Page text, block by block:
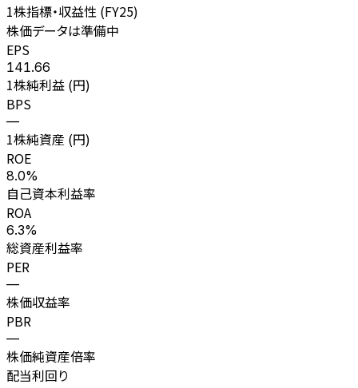
1株指標・収益性 (FY25)
株価データは準備中
EPS
141.66
1株純利益 (円)
BPS
—
1株純資産 (円)
ROE
8.0%
自己資本利益率
ROA
6.3%
総資産利益率
PER
—
株価収益率
PBR
—
株価純資産倍率
配当利回り